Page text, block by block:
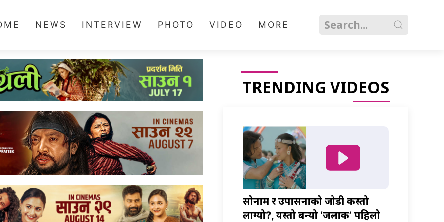
NEWS INTERVIEW PHOTO VIDEO MORE
TRENDING VIDEOS
सोनाम र उपासनाको जोडी कस्तो
लाग्यो?, यस्तो बन्यो ‘जलाकी’ पहिलो